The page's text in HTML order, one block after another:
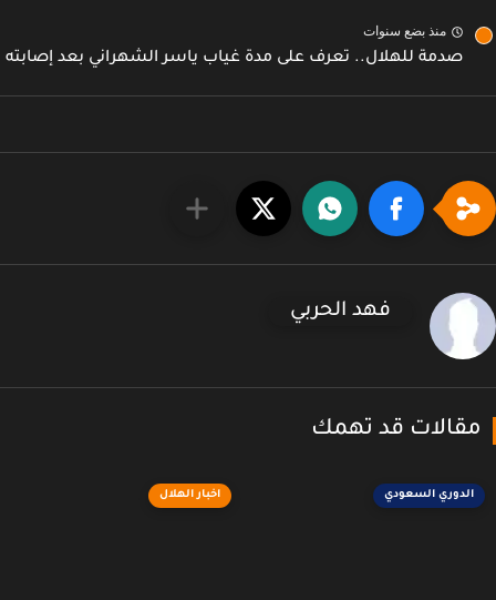
منذ بضع سنوات
صدمة للهلال.. تعرف على مدة غياب ياسر الشهراني بعد إصابته
فهد الحربي
قد تهمك
الدوري السعودي اخبار الهلال